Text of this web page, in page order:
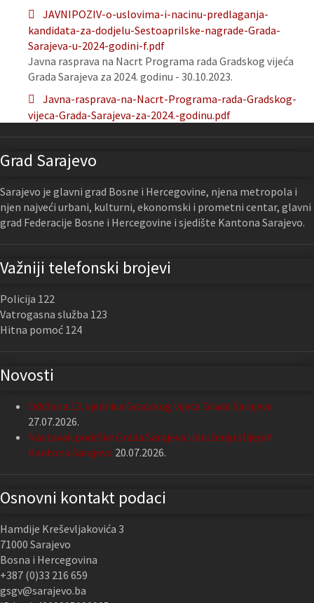
JAVNIPOZIV-o-uslovima-i-nacinu-predlaganja-
kandidata-za-dodjelu-Sestoaprilske-nagrade-Grada-
Sarajeva-u-2024-godini-f.pdf
Javna rasprava na Nacrt Programa rada Gradskog vijeća
Grada Sarajeva za 2024. godinu - 30.10.2023.
Javna-rasprava-na-Nacrt-Programa-rada-Gradskog-
vijeca-Grada-Sarajeva-za-2024.-godinu.pdf
Grad Sarajevo
Sarajevo je glavni grad Bosne i Hercegovine, njena metropola i
njen najveći urbani, kulturni, ekonomski i prometni centar, glavni
grad Federacije Bosne i Hercegovine i sjedište Kantona Sarajevo.
Važniji telefonski brojevi
Policija 122
Vatrogasna služba 123
Hitna pomoć 124
Novosti
Održana 13. sjednica Gradskog vijeća Grada Sarajeva
27.07.2026.
Nastavak podrške Grada Sarajeva Udruženju slijepih
Kantona Sarajevo 20.07.2026.
Osnovni kontakt podaci
Hamdije Kreševljakovića 3
71000 Sarajevo
Bosna i Hercegovina
+387 (0)33 216 659
gsgv@sarajevo.ba